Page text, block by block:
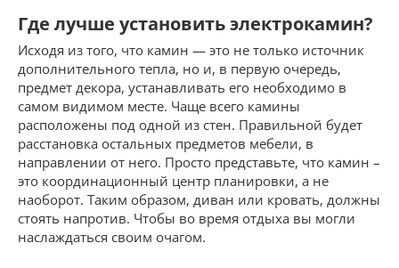
Где лучше установить электрокамин?
Исходя из того, что камин — это не только источник
дополнительного тепла, но и, в первую очередь,
предмет декора, устанавливать его необходимо в
самом видимом месте. Чаще всего камины
расположены под одной из стен. Правильной будет
расстановка остальных предметов мебели, в
направлении от него. Просто представьте, что камин –
это координационный центр планировки, а не
наоборот. Таким образом, диван или кровать, должны
стоять напротив. Чтобы во время отдыха вы могли
наслаждаться своим очагом.